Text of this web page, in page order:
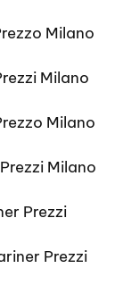
Milano
Milano
Milano
Milano
Prezzi
Prezzi